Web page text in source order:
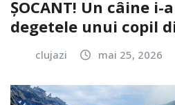
ȘOCANT! Un câine i-
degetele unui copil
clujazi mai 25, 2026